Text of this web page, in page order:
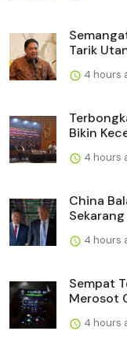
Tarik
4 hours
Bikin
4 hours
China
4 hours
Sempat
Merosot
4 hours